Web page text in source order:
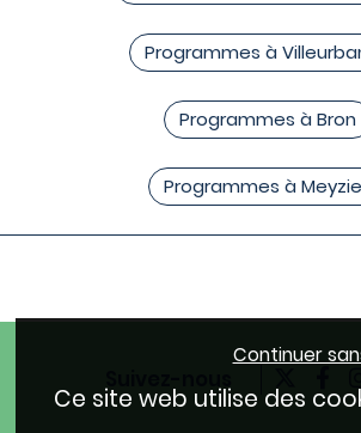
Programmes à
Programmes à Bron
Programmes à
Continuer
Ce site web utilise des